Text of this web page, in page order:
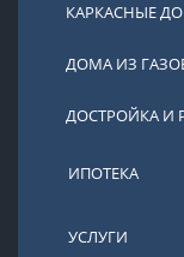
КАРКАСНЫЕ
ДОМА ИЗ
ДОСТРОЙКА И
ИПОТЕКА
УСЛУГИ